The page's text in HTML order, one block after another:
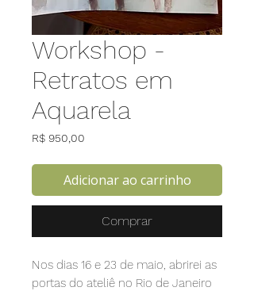
Workshop -
Retratos em
Aquarela
R$ 950,00
Adicionar ao carrinho
Comprar
Nos dias 16 e 23 de maio, abrirei as
portas do ateliê no Rio de Janeiro